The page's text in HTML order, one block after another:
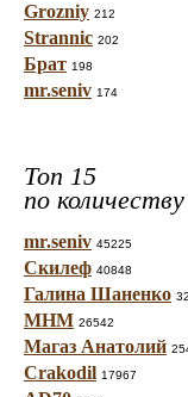
Grozniy 212
Strannic 202
Брат 198
mr.seniv 174
Топ 15
по
mr.seniv 45225
Скилеф 40848
Галина Шаненко
МНМ 26542
Магаз Анатолий
Crakodil 17967